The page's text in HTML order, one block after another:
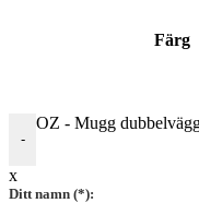
Färg
-
OZ - Mugg
x
Ditt namn (*):